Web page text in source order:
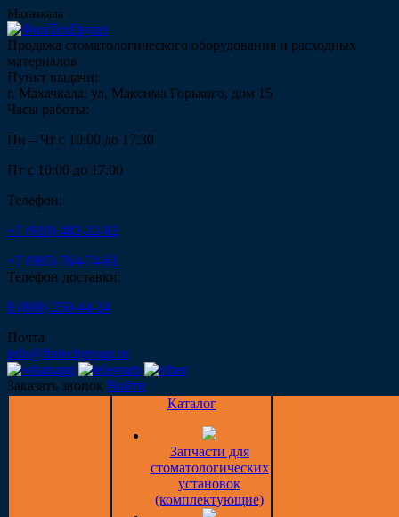
Махачкала
Продажа стоматологического оборудования и расходных
материалов
Пункт выдачи:
г. Махачкала, ул. Максима Горького, дом 15
Часы работы:
Пн – Чт с 10:00 до 17:30
Пт с 10:00 до 17:00
Телефон:
+7 (910) 482-22-82
+7 (985) 764-74-61
Телефон доставки:
8 (800) 250-44-34
Почта
info@fintechgroup.ru
Заказать звонок Войти
Каталог
Запчасти для
стоматологических
установок
(комплектующие)